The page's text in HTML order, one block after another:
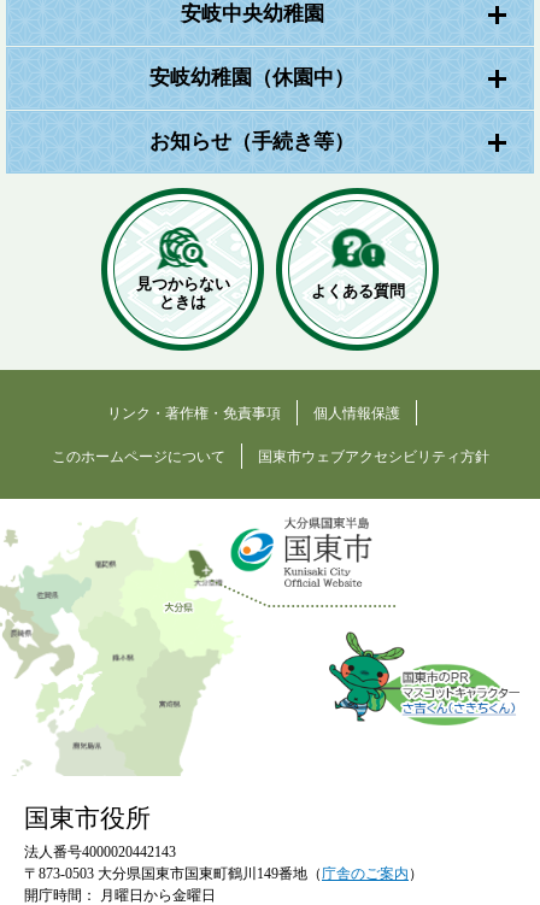
安岐中央幼稚園
安岐幼稚園（休園中）
お知らせ（手続き等）
見つからない
ときは
よくある質問
リンク・著作権・免責事項 個人情報保護
このホームページについて 国東市ウェブアクセシビリティ方針
国東市役所
法人番号4000020442143
〒873-0503 大分県国東市国東町鶴川149番地（庁舎のご案内 ）
開庁時間：
月曜日から金曜日